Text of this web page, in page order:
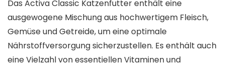
Das Activa Classic Katzenfutter enthält eine
ausgewogene Mischung aus hochwertigem Fleisch,
Gemüse und Getreide, um eine optimale
Nährstoffversorgung sicherzustellen. Es enthält auch
eine Vielzahl von essentiellen Vitaminen und